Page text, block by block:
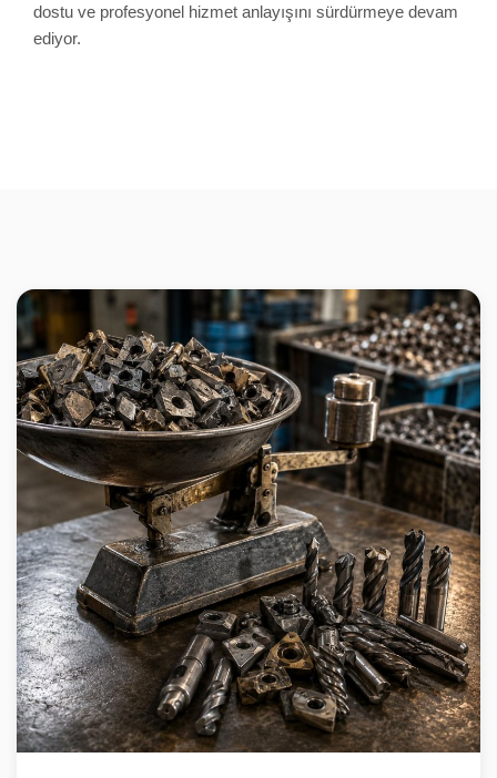
dostu ve profesyonel hizmet anlayışını sürdürmeye devam
ediyor.